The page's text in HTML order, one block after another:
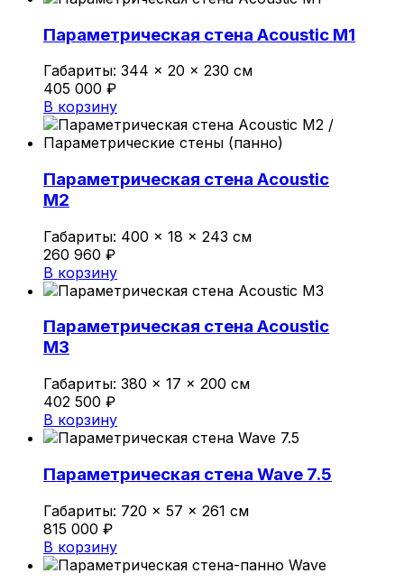
0
Обзор корзины
В корзине нет товаров.
Параметрическая стена Acoustic M1
Габариты: 344 × 20 × 230 см
405 000 ₽
В корзину
Параметрическая стена Acoustic
M2
Габариты: 400 × 18 × 243 см
260 960 ₽
В корзину
Параметрическая стена Acoustic
M3
Габариты: 380 × 17 × 200 см
402 500 ₽
В корзину
Параметрическая стена Wave 7.5
Габариты: 720 × 57 × 261 см
815 000 ₽
В корзину